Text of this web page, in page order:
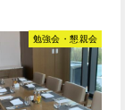
勉強会・懇親会